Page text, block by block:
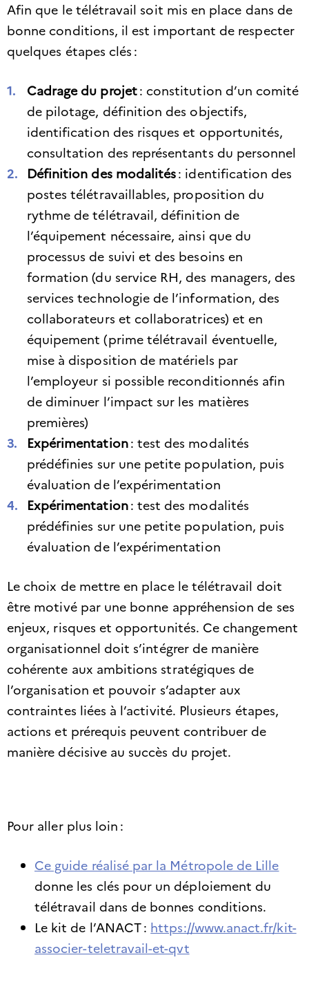
Afin que le télétravail soit mis en place dans de
bonne conditions, il est important de respecter
quelques étapes clés :
Cadrage du projet: constitution d’un comité
de pilotage, définition des objectifs,
identification des risques et opportunités,
consultation des représentants du personnel
Définition des modalités: identification des
postes télétravaillables, proposition du
rythme de télétravail, définition de
l’équipement nécessaire, ainsi que du
processus de suivi et des besoins en
formation (du service RH, des managers, des
services technologie de l’information, des
collaborateurs et collaboratrices) et en
équipement (prime télétravail éventuelle,
mise à disposition de matériels par
l’employeur si possible reconditionnés afin
de diminuer l’impact sur les matières
premières)
Expérimentation: test des modalités
prédéfinies sur une petite population, puis
évaluation de l’expérimentation
Expérimentation: test des modalités
prédéfinies sur une petite population, puis
évaluation de l’expérimentation
Le choix de mettre en place le télétravail doit
être motivé par une bonne appréhension de ses
enjeux, risques et opportunités. Ce changement
organisationnel doit s’intégrer de manière
cohérente aux ambitions stratégiques de
l’organisation et pouvoir s’adapter aux
contraintes liées à l’activité. Plusieurs étapes,
actions et prérequis peuvent contribuer de
manière décisive au succès du projet.
Pour aller plus loin :
Ce guide réalisé par la Métropole de Lille
donne les clés pour un déploiement du
télétravail dans de bonnes conditions.
Le kit de l’ANACT : https://www.anact.fr/kit-
associer-teletravail-et-qvt